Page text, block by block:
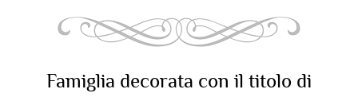
Famiglia decorata con il titolo di